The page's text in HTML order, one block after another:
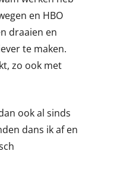
en HBO
draaien en
te maken.
zo ook met
ook al sinds
dans ik af en